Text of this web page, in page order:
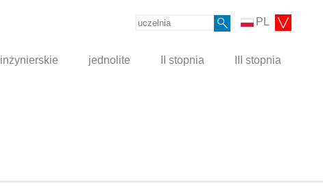
PL
inżynierskie jednolite II stopnia III stopnia